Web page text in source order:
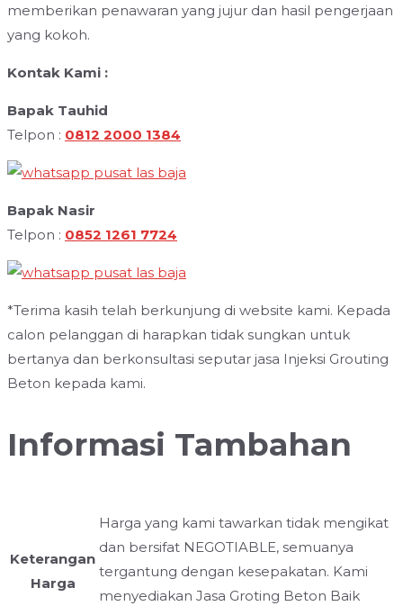
memberikan penawaran yang jujur dan hasil pengerjaan
yang kokoh.
Kontak Kami :
Bapak Tauhid
Telpon : 0812 2000 1384
Bapak Nasir
Telpon : 0852 1261 7724
*Terima kasih telah berkunjung di website kami. Kepada
calon pelanggan di harapkan tidak sungkan untuk
bertanya dan berkonsultasi seputar jasa Injeksi Grouting
Beton kepada kami.
Informasi Tambahan
Keterangan
Harga
Harga yang kami tawarkan tidak mengikat
dan bersifat NEGOTIABLE, semuanya
tergantung dengan kesepakatan. Kami
menyediakan Jasa Groting Beton Baik